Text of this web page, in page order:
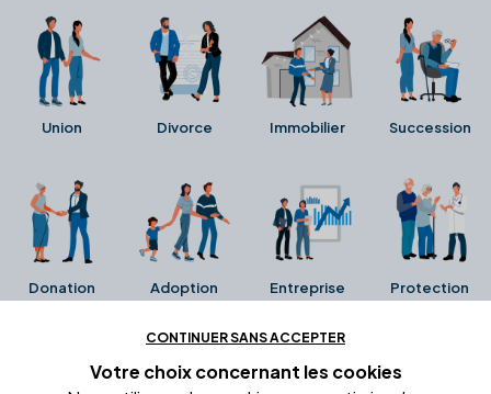
Union Divorce Immobilier Succession
Donation Adoption Entreprise Protection
Ces avis proviennent directement de la fiche Google
CONTINUER SANS ACCEPTER
Votre choix concernant les cookies